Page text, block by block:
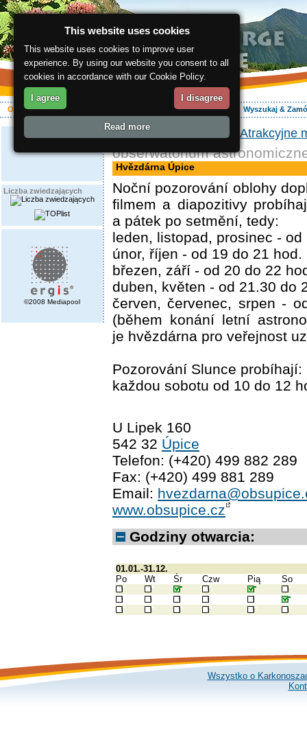
O regionie Aktywnie Zakwaterowanie Wyszukaj &
Liczba zwiedzających
©2008 Mediapool
ergis.cz > Atrakcyjne
obserwatorium
Hvězdárna Úpice
Noční pozorování oblohy
filmem a diapozitivy
a pátek po setmění, tedy:
leden, listopad, prosinec -
únor, říjen - od 19 do 21 hod.
březen, září - od 20 do 22
duben, květen - od 21.30 do
červen, červenec, srpen -
(během konání letní
je hvězdárna pro veřejnost
Pozorování Slunce probíhají:
každou sobotu od 10 do 12
U Lipek 160
542 32 Úpice
Telefon: (+420) 499 882 289
Fax: (+420) 499 881 289
Email:
www.obsupice.cz
Godziny otwarcia:
01.01.-31.12.
Po
Wt Śr Czw Pią So
Wszystko o
This website uses cookies
This website uses cookies to improve user
experience. By using our website you consent to all
cookies in accordance with our Cookie Policy.
I agree I disagree
Read more